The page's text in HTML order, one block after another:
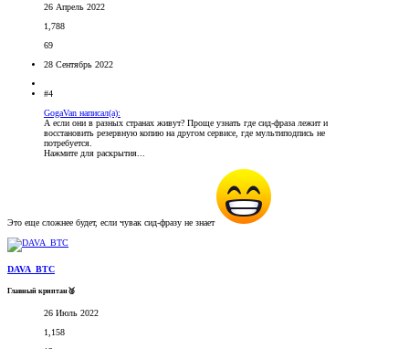
26 Апрель 2022
1,788
69
28 Сентябрь 2022
#4
GogaVan написал(а):
А если они в разных странах живут? Проще узнать где сид-фраза лежит и
восстановить резервную копию на другом сервисе, где мультиподпись не
потребуется.
Нажмите для раскрытия...
Это еще сложнее будет, если чувак сид-фразу не знает
DAVA_BTC
Главный криптан🥈
26 Июль 2022
1,158